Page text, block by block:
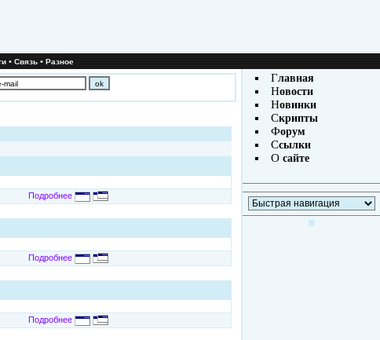
•Связь•Разное
Подробнее
Подробнее
Подробнее
Главная
Новости
Новинки
Скрипты
Форум
Ссылки
Осайте